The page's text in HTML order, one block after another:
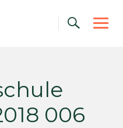
006